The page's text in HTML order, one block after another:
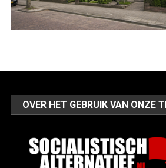
OVER HET GEBRUIK VAN ONZE